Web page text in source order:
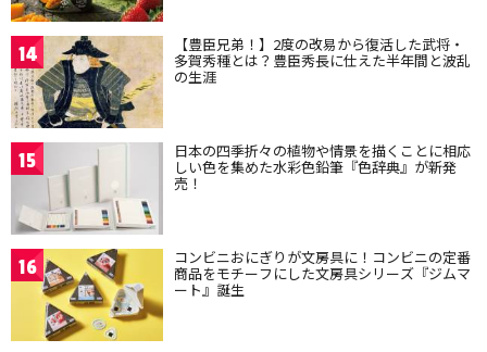
14 【豊臣兄弟！】2度の改易から復活した武将・
多賀秀種とは？豊臣秀長に仕えた半年間と波乱
の生涯
15 日本の四季折々の植物や情景を描くことに相応
しい色を集めた水彩色鉛筆『色辞典』が新発
売！
16 コンビニおにぎりが文房具に！コンビニの定番
商品をモチーフにした文房具シリーズ『ジムマ
ート』誕生